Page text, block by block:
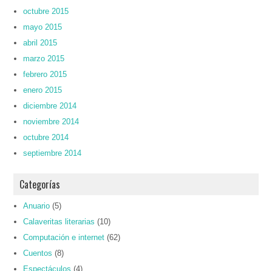
octubre 2015
mayo 2015
abril 2015
marzo 2015
febrero 2015
enero 2015
diciembre 2014
noviembre 2014
octubre 2014
septiembre 2014
Categorías
Anuario (5)
Calaveritas literarias (10)
Computación e internet (62)
Cuentos (8)
Espectáculos (4)